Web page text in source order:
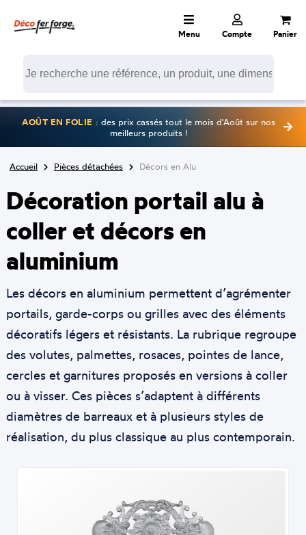
Menu Compte Panier
AOÛT EN FOLIE : des prix cassés tout le mois d'Août sur nos
meilleurs produits !
Accueil Pièces détachées Décors en Alu
Décoration portail alu à
coller et décors en
aluminium
Les décors en aluminium permettent d’agrémenter
portails, garde-corps ou grilles avec des éléments
décoratifs légers et résistants. La rubrique regroupe
des volutes, palmettes, rosaces, pointes de lance,
cercles et garnitures proposés en versions à coller
ou à visser. Ces pièces s’adaptent à différents
diamètres de barreaux et à plusieurs styles de
réalisation, du plus classique au plus contemporain.